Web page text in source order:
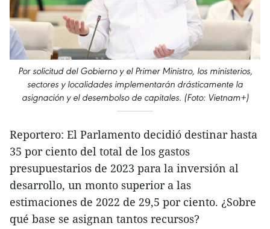
Por solicitud del Gobierno y el Primer Ministro, los ministerios,
sectores y localidades implementarán drásticamente la
asignación y el desembolso de capitales. (Foto: Vietnam+)
Reportero: El Parlamento decidió destinar hasta
35 por ciento del total de los gastos
presupuestarios de 2023 para la inversión al
desarrollo, un monto superior a las
estimaciones de 2022 de 29,5 por ciento. ¿Sobre
qué base se asignan tantos recursos?